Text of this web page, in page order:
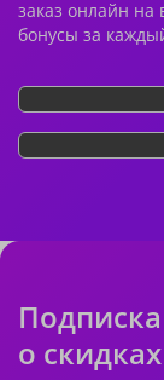
заказ онлайн на
бонусы за
о